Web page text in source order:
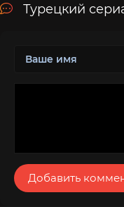
Турецкий
Добавить